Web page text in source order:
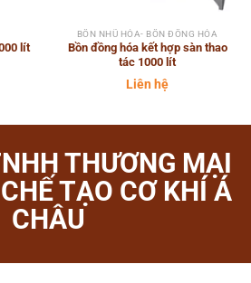
lít
BỒN NHŨ HÓA- BỒN ĐỒNG HÓA
Bồn đồng hóa kết hợp sàn thao
tác 1000 lít
Liên hệ
THƯƠNG MẠI
TẠO CƠ KHÍ Á
CHÂU